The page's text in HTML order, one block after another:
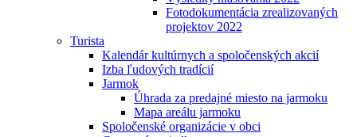
Fotodokumentácia zrealizovaných
projektov 2022
Turista
Kalendár kultúrnych a spoločenských akcií
Izba ľudových tradícií
Jarmok
Úhrada za predajné miesto na jarmoku
Mapa areálu jarmoku
Spoločenské organizácie v obci